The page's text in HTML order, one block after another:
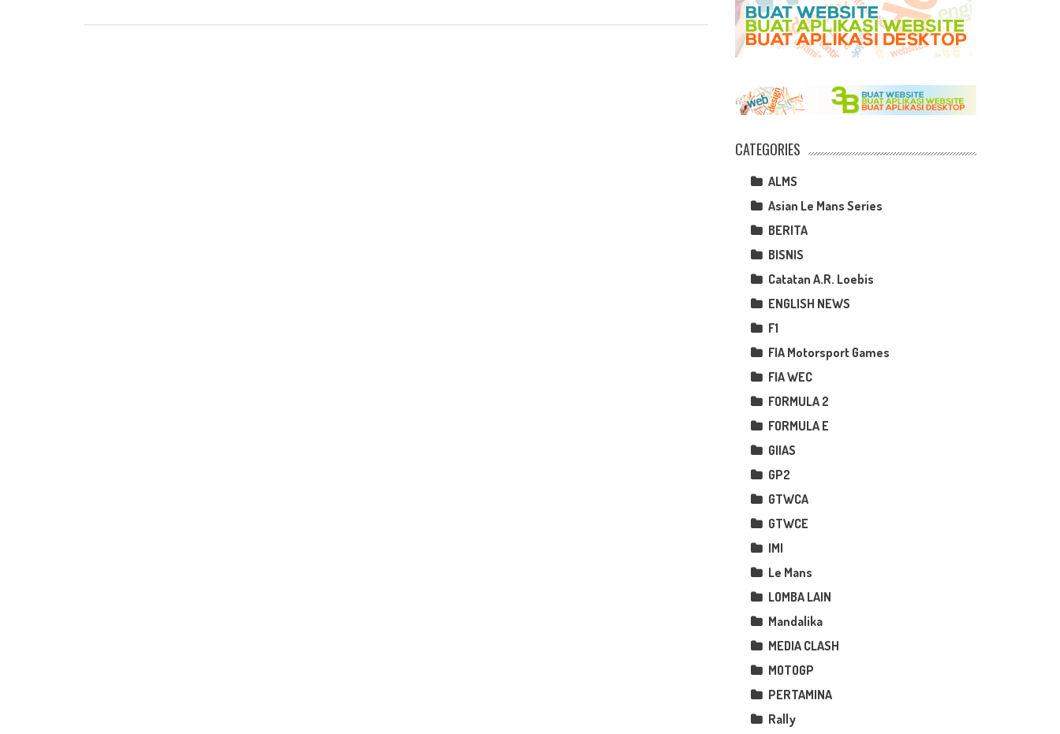
CATEGORIES
ALMS
Asian Le Mans Series
BERITA
BISNIS
Catatan A.R. Loebis
ENGLISH NEWS
F1
FIA Motorsport Games
FIA WEC
FORMULA 2
FORMULA E
GIIAS
GP2
GTWCA
GTWCE
IMI
Le Mans
LOMBA LAIN
Mandalika
MEDIA CLASH
MOTOGP
PERTAMINA
Rally